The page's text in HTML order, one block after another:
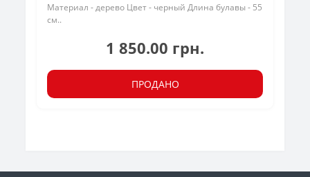
Материал - дерево Цвет - черный Длина булавы - 55
см..
1 850.00 грн.
ПРОДАНО